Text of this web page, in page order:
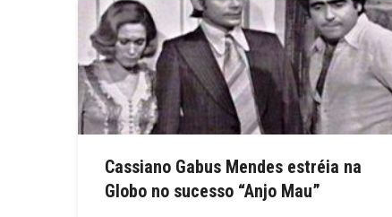
Cassiano Gabus Mendes estréia na
Globo no sucesso “Anjo Mau”